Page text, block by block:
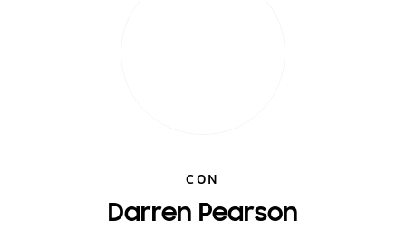
CON
Darren Pearson